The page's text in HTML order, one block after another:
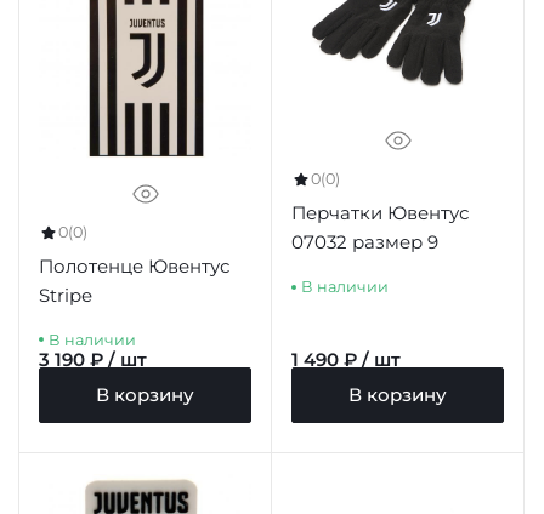
0(0)
Полотенце Ювентус
Stripe
В наличии
3 190 ₽ / шт
В корзину
0(0)
Перчатки Ювентус
07032 размер 9
В наличии
1 490 ₽ / шт
В корзину